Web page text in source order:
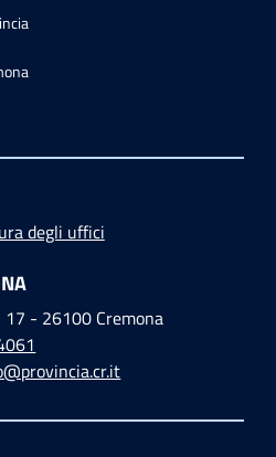
degli uffici
17 - 26100 Cremona